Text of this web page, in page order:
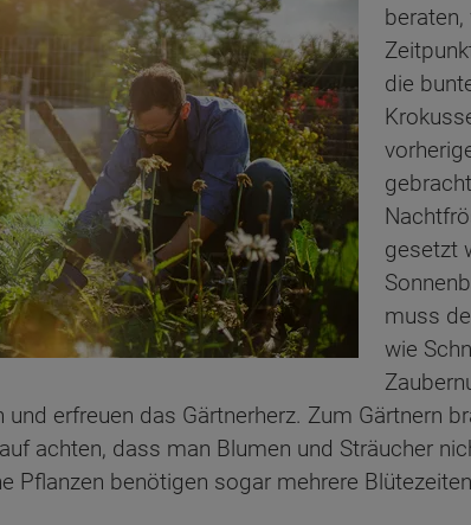
die
gesetzt
muss
wie
erfreuen das Gärtnerherz. Zum Gärtnern
achten, dass man Blumen und Sträucher
Pflanzen benötigen sogar mehrere